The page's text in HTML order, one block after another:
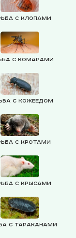
с клопами
с комарами
с кожеедом
с кротами
с крысами
с тараканами